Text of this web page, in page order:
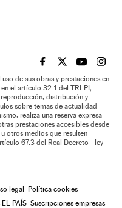
EL PAÍS BRASIL EN
EL PAÍSEL PAÍS
EL
de sus obras y prestaciones en
el artículo 32.1 del TRLPI;
reproducción, distribución y
sobre temas de actualidad
realiza una reserva expresa
prestaciones accesibles desde
otros medios que resulten
67.3 del Real Decreto - ley
legal Política cookies
PAÍS Suscripciones empresas